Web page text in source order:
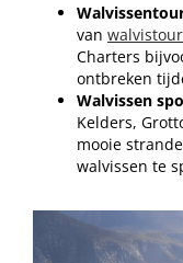
van
Charters
ontbreken
Walvissen
Kelders,
mooie
walvissen te